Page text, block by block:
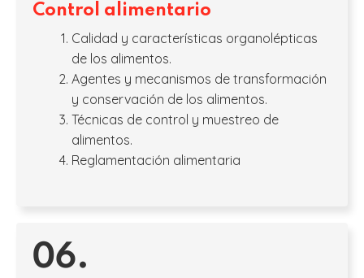
Control alimentario
Calidad y características organolépticas
de los alimentos.
Agentes y mecanismos de transformación
y conservación de los alimentos.
Técnicas de control y muestreo de
alimentos.
Reglamentación alimentaria
06.